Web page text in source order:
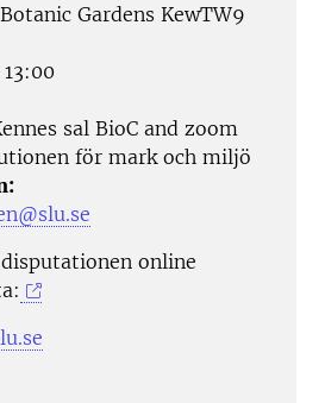
Gardens KewTW9
sal BioC and zoom
för mark och miljö
online